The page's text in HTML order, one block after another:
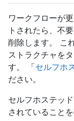
ワークフローが
トされたら、不
削除します。 こ
ストラクチャを
す。 「セルフホ
ださい。
セルフホステッ
されていることを